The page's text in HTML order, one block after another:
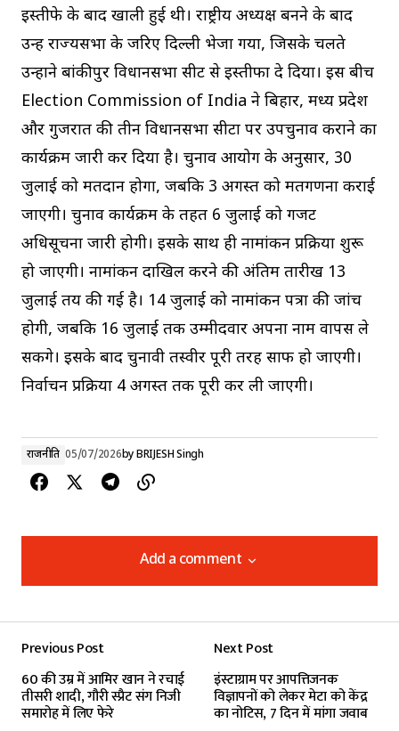
इस्तीफे के बाद खाली हुई थी। राष्ट्रीय अध्यक्ष बनने के बाद
उन्हें राज्यसभा के जरिए दिल्ली भेजा गया, जिसके चलते
उन्होंने बांकीपुर विधानसभा सीट से इस्तीफा दे दिया। इस बीच
Election Commission of India ने बिहार, मध्य प्रदेश
और गुजरात की तीन विधानसभा सीटों पर उपचुनाव कराने का
कार्यक्रम जारी कर दिया है। चुनाव आयोग के अनुसार, 30
जुलाई को मतदान होगा, जबकि 3 अगस्त को मतगणना कराई
जाएगी। चुनाव कार्यक्रम के तहत 6 जुलाई को गजट
अधिसूचना जारी होगी। इसके साथ ही नामांकन प्रक्रिया शुरू
हो जाएगी। नामांकन दाखिल करने की अंतिम तारीख 13
जुलाई तय की गई है। 14 जुलाई को नामांकन पत्रों की जांच
होगी, जबकि 16 जुलाई तक उम्मीदवार अपना नाम वापस ले
सकेंगे। इसके बाद चुनावी तस्वीर पूरी तरह साफ हो जाएगी।
निर्वाचन प्रक्रिया 4 अगस्त तक पूरी कर ली जाएगी।
राजनीति 05/07/2026byBRIJESH Singh
Add a comment
Add a comment
Required fields are marked*
Previous Post
60 की उम्र में आमिर खान ने रचाई
तीसरी शादी, गौरी स्प्रैट संग निजी
समारोह में लिए फेरे
Next Post
इंस्टाग्राम पर आपत्तिजनक
विज्ञापनों को लेकर मेटा को केंद्र
का नोटिस, 7 दिन में मांगा जवाब